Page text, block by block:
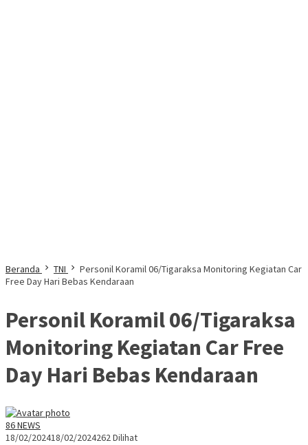
Beranda TNI
Personil Koramil 06/Tigaraksa Monitoring Kegiatan Car
Free Day Hari Bebas Kendaraan
Personil Koramil 06/Tigaraksa
Monitoring Kegiatan Car Free
Day Hari Bebas Kendaraan
86 NEWS
18/02/202418/02/2024262 Dilihat